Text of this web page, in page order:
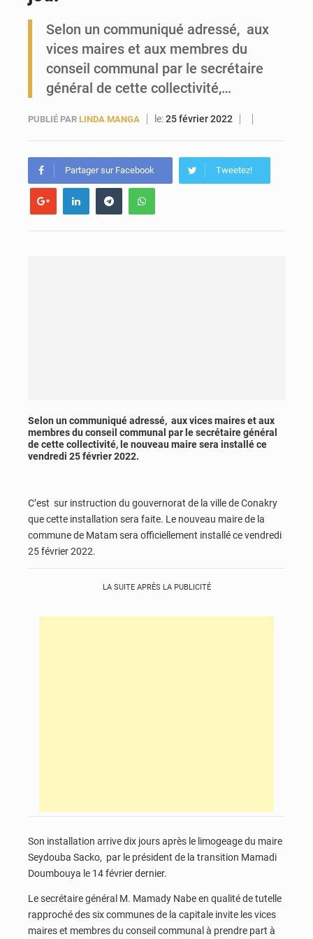
Forces Vives en Guinée : la coalition critique la gestion de Mamadi Doumbouya
Selon un communiqué adressé, aux
vices maires et aux membres du
conseil communal par le secrétaire
général de cette collectivité,…
PUBLIÉ PAR LINDA MANGA le:25 février 2022
Partager sur Facebook Tweetez!
Selon un communiqué adressé, aux vices maires et aux
membres du conseil communal par le secrétaire général
de cette collectivité, le nouveau maire sera installé ce
vendredi 25 février 2022.
C’est sur instruction du gouvernorat de la ville de Conakry
que cette installation sera faite. Le nouveau maire de la
commune de Matam sera officiellement installé ce vendredi
25 février 2022.
LA SUITE APRÈS LA PUBLICITÉ
Son installation arrive dix jours après le limogeage du maire
Seydouba Sacko, par le président de la transition Mamadi
Doumbouya le 14 février dernier.
Le secrétaire général M. Mamady Nabe en qualité de tutelle
rapproché des six communes de la capitale invite les vices
maires et membres du conseil communal à prendre part à